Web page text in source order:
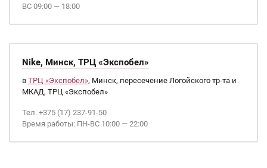
ВС 09:00 — 18:00
Nike, Минск, ТРЦ «Экспобел»
в ТРЦ «Экспобел», Минск, пересечение Логойского тр-та и
МКАД, ТРЦ «Экспобел»
Тел. +375 (17) 237-91-50
Время работы: ПН-ВС 10:00 — 22:00